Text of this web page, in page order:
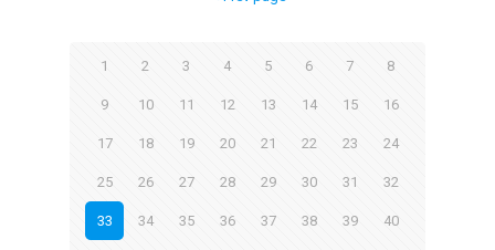
1 2 3 4 5 6 7 8
9 10 11 12 13 14 15 16
17 18 19 20 21 22 23 24
25 26 27 28 29 30 31 32
33 34 35 36 37 38 39 40